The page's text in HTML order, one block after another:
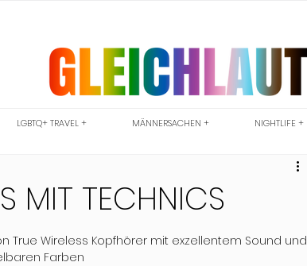
LGBTQ+ TRAVEL + MÄNNERSACHEN + NIGHTLIFE +
MIT TECHNICS
Wireless Kopfhörer mit exzellentem Sound und
Farben